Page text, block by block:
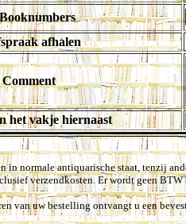
afhalen
het vakje hiernaast
in normale antiquarische staat, tenzij
verzendkosten. Er wordt geen
van uw bestelling ontvangt u een